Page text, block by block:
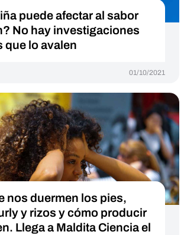
puede afectar al sabor
No hay investigaciones
que lo avalen
01/10/2021
nos duermen los pies,
y rizos y cómo producir
Llega a Maldita Ciencia el